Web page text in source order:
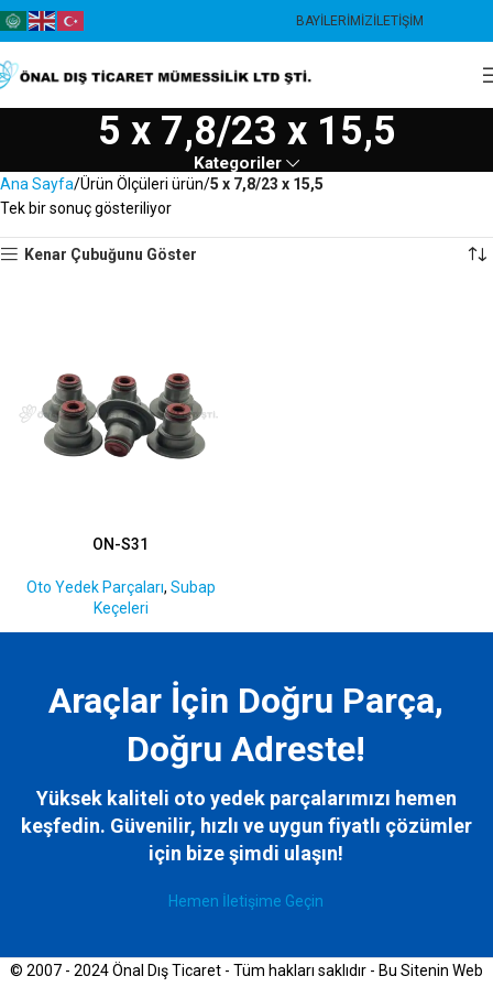
BAYILERIMIZİLETIŞIM
5 x 7,8/23 x 15,5
Kategoriler
Ana Sayfa Ürün Ölçüleri ürün 5 x 7,8/23 x 15,5
Tek bir sonuç gösteriliyor
Kenar Çubuğunu Göster
ON-S31
Oto Yedek Parçaları, Subap
Keçeleri
Araçlar İçin Doğru Parça,
Doğru Adreste!
Yüksek kaliteli oto yedek parçalarımızı hemen
keşfedin. Güvenilir, hızlı ve uygun fiyatlı çözümler
için bizeşimdi ulaşın!
Hemen İletişime Geçin
© 2007 - 2024 Önal Dış Ticaret - Tüm hakları saklıdır - Bu Sitenin Web